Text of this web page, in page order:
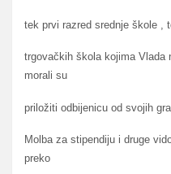
tek prvi razred srednje škole ,
trgovačkih škola kojima Vlada
morali su
priložiti odbijenicu od svojih
Molba za stipendiju i druge
preko